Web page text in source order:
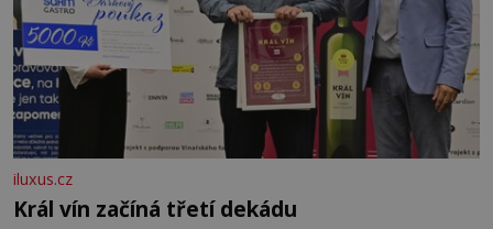
iluxus.cz
Král vín začíná třetí dekádu